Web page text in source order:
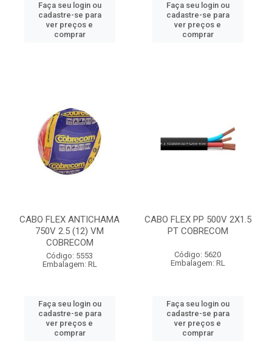
Faça seu login ou
cadastre-se para
ver preços e
comprar
Faça seu login ou
cadastre-se para
ver preços e
comprar
CABO FLEX ANTICHAMA
750V 2.5 (12) VM
COBRECOM
Código: 5553
Embalagem: RL
Faça seu login ou
cadastre-se para
ver preços e
comprar
CABO FLEX PP 500V 2X1.5
PT COBRECOM
Código: 5620
Embalagem: RL
Faça seu login ou
cadastre-se para
ver preços e
comprar